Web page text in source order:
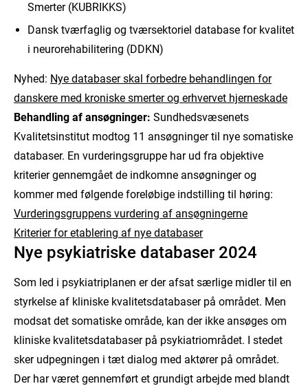
Smerter (KUBRIKKS)
Dansk tværfaglig og tværsektoriel database for kvalitet
i neurorehabilitering (DDKN)
Nyhed: Nye databaser skal forbedre behandlingen for
danskere med kroniske smerter og erhvervet hjerneskade
Behandling af ansøgninger: Sundhedsvæsenets
Kvalitetsinstitut modtog 11 ansøgninger til nye somatiske
databaser. En vurderingsgruppe har ud fra objektive
kriterier gennemgået de indkomne ansøgninger og
kommer med følgende foreløbige indstilling til høring:
Vurderingsgruppens vurdering af ansøgningerne
Kriterier for etablering af nye databaser
Nye psykiatriske databaser 2024
Som led i psykiatriplanen er der afsat særlige midler til en
styrkelse af kliniske kvalitetsdatabaser på området. Men
modsat det somatiske område, kan der ikke ansøges om
kliniske kvalitetsdatabaser på psykiatriområdet. I stedet
sker udpegningen i tæt dialog med aktører på området.
Der har været gennemført et grundigt arbejde med blandt